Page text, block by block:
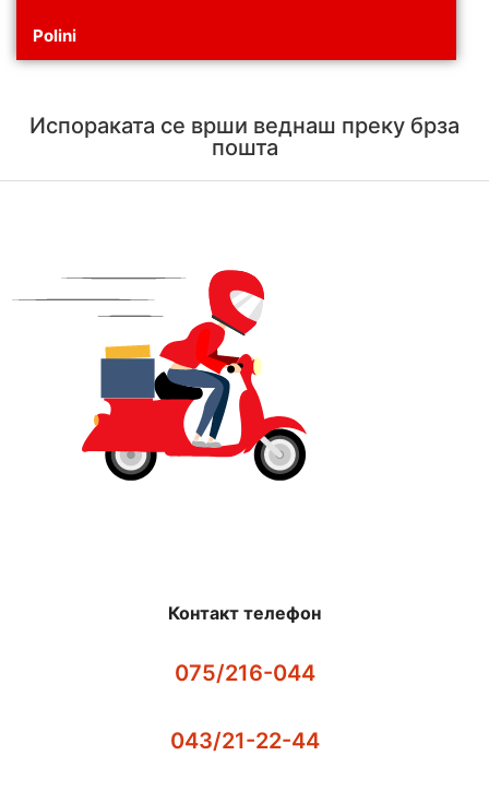
Polini
Испораката се врши веднаш преку брза
пошта
Контакт телефон
075/216-044
043/21-22-44